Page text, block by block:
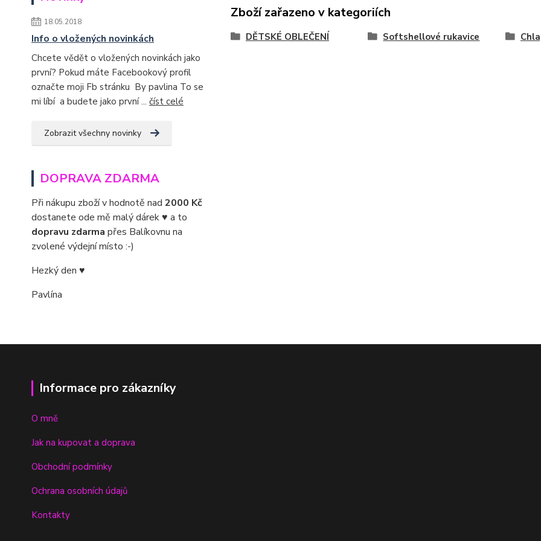
18.05.2018
Info o vložených novinkách
Chcete vědět o vložených novinkách jako
první? Pokud máte Facebookový profil
označte moji Fb stránku By pavlina To se
mi líbí a budete jako první ... číst celé
Zobrazit všechny novinky
DOPRAVA ZDARMA
Při nákupu zboží v hodnotě nad 2000 Kč
dostanete ode mě malý dárek ♥ a to
dopravu zdarma přes Balíkovnu na
zvolené výdejní místo :-)
Hezký den ♥
Pavlína
Zboží zařazeno v kategoriích
DĚTSKÉ OBLEČENÍ Softshellové rukavice
Informace pro zákazníky
O mně
Jak na kupovat a doprava
Obchodní podmínky
Ochrana osobních údajů
Kontakty